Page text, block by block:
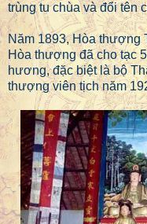
trùng tu chùa và đổi tên
Năm 1893, Hòa thượng
Hòa thượng đã cho tạc
hương, đặc biệt là bộ
thượng viên tịch năm